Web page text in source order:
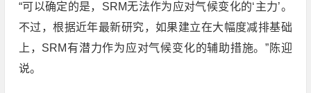
“可以确定的是，SRM无法作为应对气候变化的‘主力’。
不过，根据近年最新研究，如果建立在大幅度减排基础
上，SRM有潜力作为应对气候变化的辅助措施。”陈迎
说。